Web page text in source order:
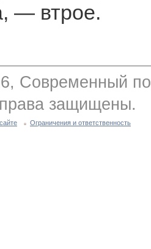
— втрое.
Современный
защищены.
Ограничения и ответственность